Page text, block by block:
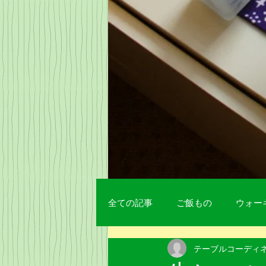
全ての記事 ご飯もの ウォー
お菓子 日記
テーブルコーディ